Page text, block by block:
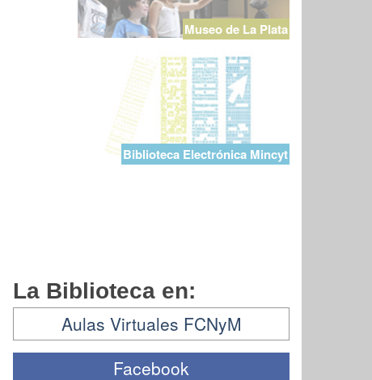
Museo de La Plata
Biblioteca Electrónica Mincyt
La Biblioteca en:
Aulas Virtuales FCNyM
Facebook